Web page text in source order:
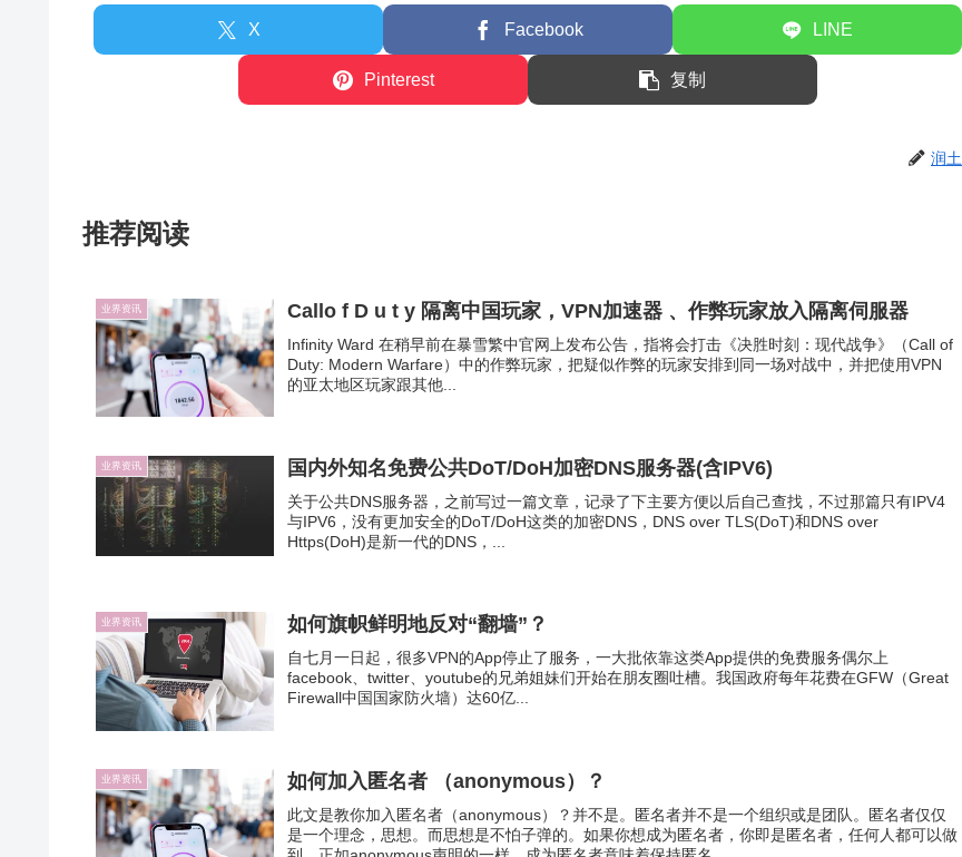
X Facebook LINE
Pinterest 复制
润土
推荐阅读
业界资讯 Callo f D u t y 隔离中国玩家，VPN加速器 、作弊玩家放入隔离伺服器
Infinity Ward 在稍早前在暴雪繁中官网上发布公告，指将会打击《决胜时刻：现代战争》（Call of
Duty: Modern Warfare）中的作弊玩家，把疑似作弊的玩家安排到同一场对战中，并把使用VPN
的亚太地区玩家跟其他...
业界资讯 国内外知名免费公共DoT/DoH加密DNS服务器(含IPV6)
关于公共DNS服务器，之前写过一篇文章，记录了下主要方便以后自己查找，不过那篇只有IPV4
与IPV6，没有更加安全的DoT/DoH这类的加密DNS，DNS over TLS(DoT)和DNS over
Https(DoH)是新一代的DNS，...
业界资讯 如何旗帜鲜明地反对“翻墙”？
自七月一日起，很多VPN的App停止了服务，一大批依靠这类App提供的免费服务偶尔上
facebook、twitter、youtube的兄弟姐妹们开始在朋友圈吐槽。我国政府每年花费在GFW（Great
Firewall中国国家防火墙）达60亿...
业界资讯 如何加入匿名者 （anonymous）？
此文是教你加入匿名者（anonymous）？并不是。匿名者并不是一个组织或是团队。匿名者仅仅
是一个理念，思想。而思想是不怕子弹的。如果你想成为匿名者，你即是匿名者，任何人都可以做